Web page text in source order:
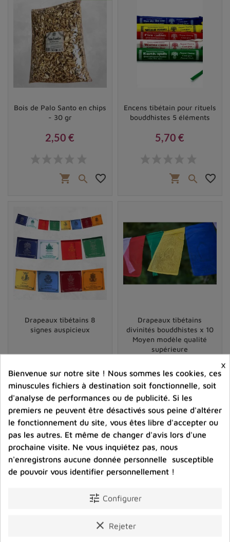
Bois de Palo Santo en chips
- 30 gr
2,50 €
shopping_cart  favorite_border
Encens tibétain pour rituels
bouddhistes 5 éléments
5,70 €
shopping_cart  favorite_border
Drapeaux tibétains 8
signes auspicieux
Prix
shopping_cart  favorite_border
Drapeaux tibétains
divinités bouddhistes x 10
Moyen modèle qualité
supérieure
Prix
shopping_cart  favorite_border
×
Bienvenue sur notre site ! Nous sommes les cookies, ces
minuscules fichiers à destination soit fonctionnelle, soit
d'analyse de performances ou de publicité. Si les
premiers ne peuvent être désactivés sous peine d'altérer
le fonctionnement du site, vous êtes libre d'accepter ou
pas les autres. Et même de changer d'avis lors d'une
prochaine visite. Ne vous inquiétez pas, nous
n'enregistrons aucune donnée personnelle susceptible
de pouvoir vous identifier personnellement !
tune Configurer
clear Rejeter